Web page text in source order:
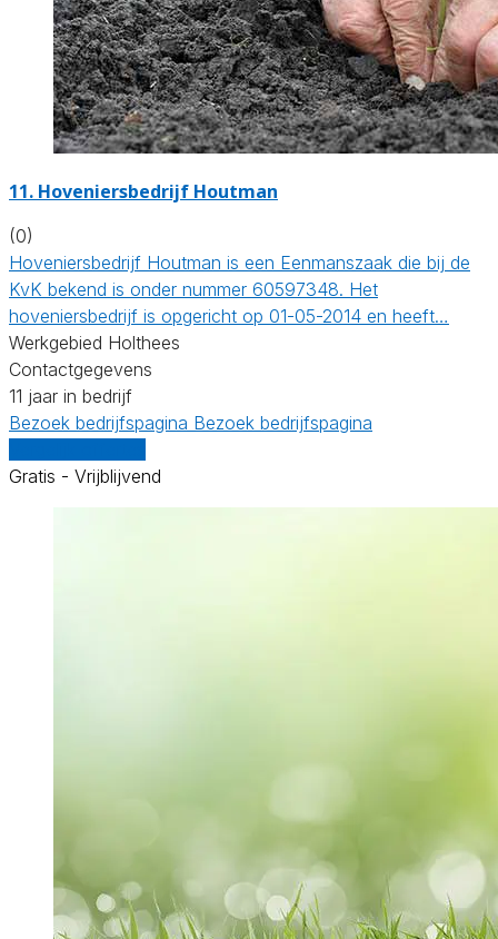
11. Hoveniersbedrijf Houtman
(0)
Hoveniersbedrijf Houtman is een Eenmanszaak die bij de
KvK bekend is onder nummer 60597348. Het
hoveniersbedrijf is opgericht op 01-05-2014 en heeft…
Werkgebied Holthees
Contactgegevens
11 jaar in bedrijf
Bezoek bedrijfspagina Bezoek bedrijfspagina
Gratis - Vrijblijvend